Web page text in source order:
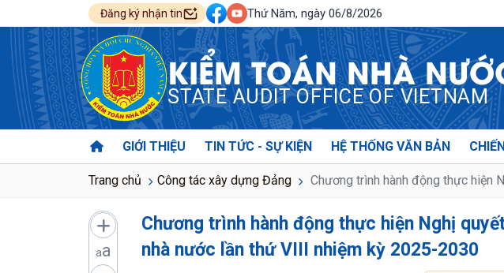
Đăng ký nhận tin Thứ Năm, ngày 06/8/2026
KIỂM TOÁN NHÀ
STATE AUDIT OFFICE OF VIETNAM
GIỚI THIỆU TIN TỨC - SỰ KIỆN HỆ THỐNG VĂN BẢN
Trang chủ Công tác xây dựng Đảng Chương trình hành động thực hiện
aa
Chương trình hành động thực hiện Nghị
nhà nước lần thứ VIII nhiệm kỳ 2025-2030